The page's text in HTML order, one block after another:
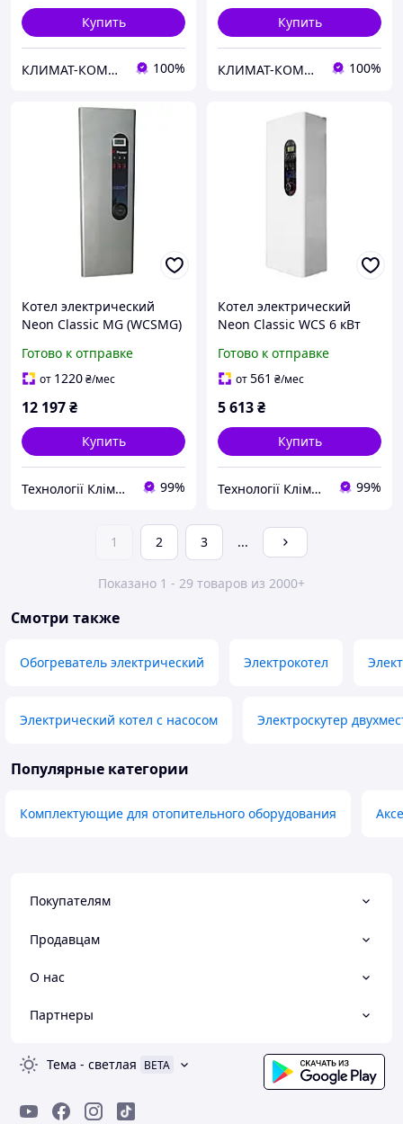
Купить
КЛИМАТ-КОМФОРТ 100%
Купить
КЛИМАТ-КОМФОРТ 100%
Котел электрический
Neon Classic MG (WCSMG)
магнитным пускателем)
Готово к отправке
от 1220₴/мес
12 197₴
Купить
Технології Клімату Юа 99%
Котел электрический
Neon Classic WCS 6 кВт
модульний контактор)
Готово к отправке
от561 ₴/мес
5 613₴
Купить
Технології Клімату Юа 99%
1 2 3 ...
Показано 1 - 29 товаров из 2000+
Смотри также
Обогреватель электрический Электрокотел
Электрический котел с насосом Электроскутер
Популярные категории
Комплектующие для отопительного оборудования
Покупателям
Продавцам
О нас
Партнеры
Тема - светлая BETA